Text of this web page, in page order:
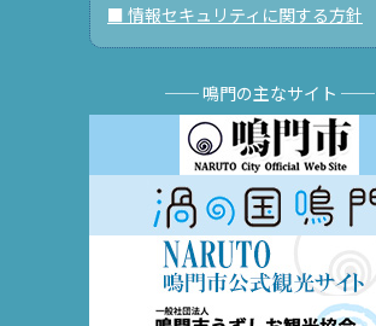
■ 情報セキュリティに関する方針
── 鳴門の主なサイト ──